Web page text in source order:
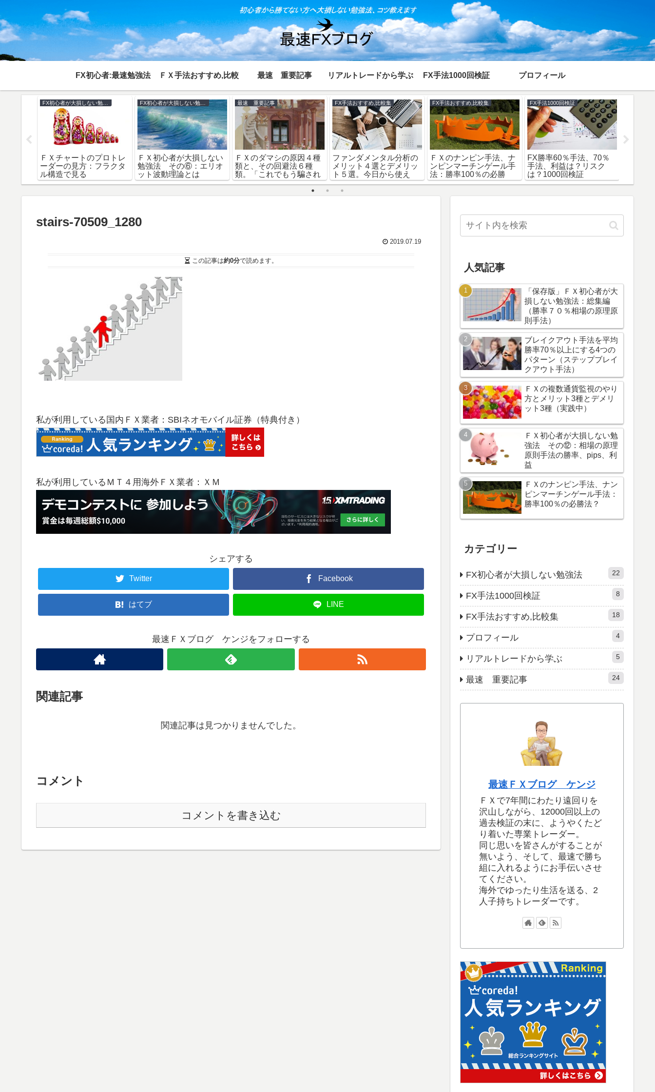
FX初心者:最速勉強法 ＦＸ手法おすすめ,比較 最速 重要記事 リアルトレードから学ぶ FX手法1000回検証 プロフィール
FX手法おすすめ,比較集
リアルトレードで、絶対
おすすめ無料インジケー
ター：７選
最速 重要記事
年金破綻、リストラに備
えすぐにＦＸを始めると
良い理由６選：投資比較
編
FX手法1000回検証
勝率60％手法ならマーチ
ンゲール？資金変化な
し？比較、1000回検証
FX初心者が大損しない勉強法
ＦＸのデメリット１２
選：専業トレーダーが語
る体験談と対策②「予想
可能編」
FX手法おすすめ,比較集
ＦＸの注目すべき経済指
標５選と指標トレードの
やり方。儲かる？
FX初心者が大損しない勉強法
年末年始、祝日トレード
の危険性とやり方。仕事
終わりトレードも危険？
stairs-70509_1280
2019.07.19
この記事は約0分で読めます。
私が利用している国内ＦＸ業者：SBIネオモバイル証券（特典付き）
私が利用しているＭＴ４用海外ＦＸ業者：ＸＭ
シェアする
Twitter Facebook
はてブ LINE
最速ＦＸブログ ケンジをフォローする
関連記事
関連記事は見つかりませんでした。
コメント
コメントを書き込む
人気記事
「保存版」ＦＸ初心者が大
損しない勉強法：総集編
（勝率７０％相場の原理原
則手法）
ブレイクアウト手法を平均
勝率70％以上にする4つの
パターン（ステップブレイ
クアウト手法）
ＦＸの複数通貨監視のやり
方とメリット3種とデメリ
ット3種（実践中）
ＦＸ初心者が大損しない勉
強法 その⑫：相場の原理
原則手法の勝率、pips、利
益
ＦＸのナンピン手法、ナン
ピンマーチンゲール手法：
勝率100％の必勝法？
カテゴリー
FX初心者が大損しない勉強法 22
FX手法1000回検証 8
FX手法おすすめ,比較集 18
プロフィール 4
リアルトレードから学ぶ 5
最速 重要記事 24
最速ＦＸブログ ケンジ
ＦＸで7年間にわたり遠回りを
沢山しながら、12000回以上の
過去検証の末に、ようやくたど
り着いた専業トレーダー。
同じ思いを皆さんがすることが
無いよう、そして、最速で勝ち
組に入れるようにお手伝いさせ
てください。
海外でゆったり生活を送る、2
人子持ちトレーダーです。